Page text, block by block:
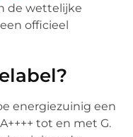
de wettelijke
officieel
energiezuinig een
tot en met G.